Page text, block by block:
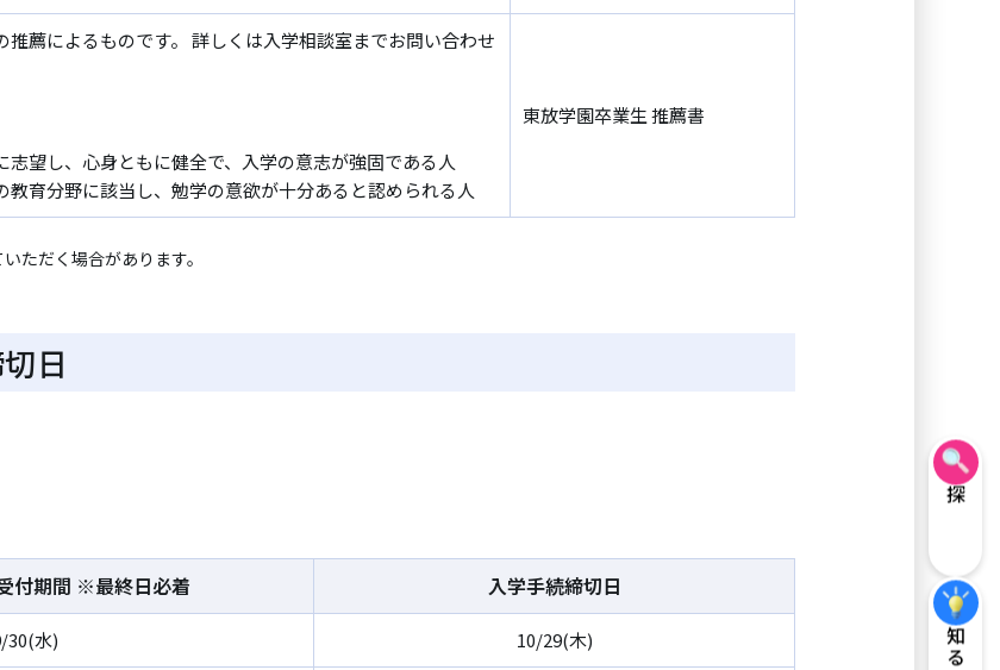
推薦によるものです。 詳しくは入学相談室までお問い合わせ
望し、心身ともに健全で、入学の意志が強固である人
育分野に該当し、勉学の意欲が十分あると認められる人
東放学園卒業生 推薦書
ただく場合があります。
日
付期間 ※最終日必着 入学手続締切日
30(水) 10/29(木)
探す
知る